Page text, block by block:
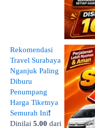
Rekomendasi
Travel Surabaya
Nganjuk Paling
Diburu
Penumpang
Harga Tiketnya
Semurah Ini❗
Dinilai 5.00 dari